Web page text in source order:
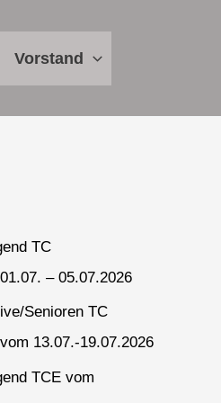
Vorstand
TC
– 05.07.2026
Senioren TC
13.07.-19.07.2026
TCE vom